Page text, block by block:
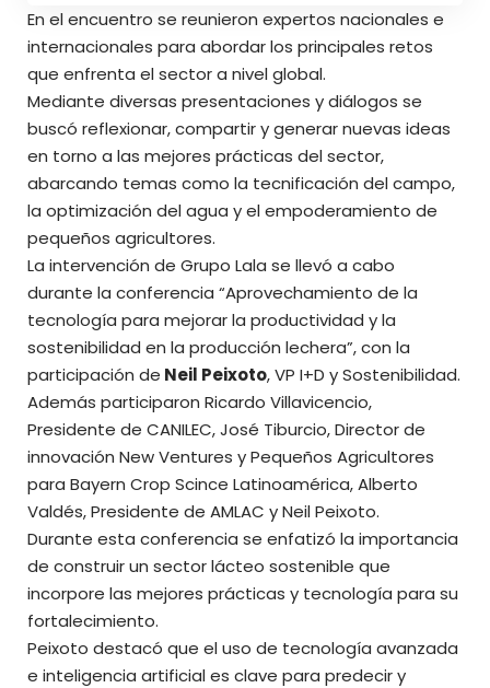
En el encuentro se reunieron expertos nacionales e
internacionales para abordar los principales retos
que enfrenta el sector a nivel global.
Mediante diversas presentaciones y diálogos se
buscó reflexionar, compartir y generar nuevas ideas
en torno a las mejores prácticas del sector,
abarcando temas como la tecnificación del campo,
la optimización del agua y el empoderamiento de
pequeños agricultores.
La intervención de Grupo Lala se llevó a cabo
durante la conferencia “Aprovechamiento de la
tecnología para mejorar la productividad y la
sostenibilidad en la producción lechera”, con la
participación de Neil Peixoto, VP I+D y Sostenibilidad.
Además participaron Ricardo Villavicencio,
Presidente de CANILEC, José Tiburcio, Director de
innovación New Ventures y Pequeños Agricultores
para Bayern Crop Scince Latinoamérica, Alberto
Valdés, Presidente de AMLAC y Neil Peixoto.
Durante esta conferencia se enfatizó la importancia
de construir un sector lácteo sostenible que
incorpore las mejores prácticas y tecnología para su
fortalecimiento.
Peixoto destacó que el uso de tecnología avanzada
e inteligencia artificial es clave para predecir y